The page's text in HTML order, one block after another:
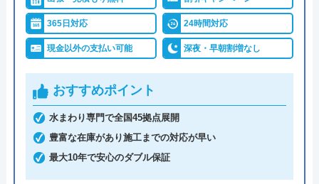
イースマイルがおすすめの理由
イースマイルは対応する自治体で適切な工事ができ
ると認められている水道局指定業者です。
土日祝日・深夜早朝含む24時間365日、いつ相談し
ても割増料金がかからず、作業が始まるまでは一切
費用がかからないかなり信頼できる業者です。
365日対応 24時間対応
現金以外の支払い可能 深夜・早朝割増なし
おすすめポイント
水まわり専門で全国45拠点展開
豊富な在庫があり施工までの対応が早い
最大10年で安心のダブル保証